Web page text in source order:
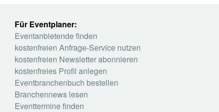
Für Eventplaner:
Eventanbietende finden
kostenfreien Anfrage-Service nutzen
kostenfreien Newsletter abonnieren
kostenfreies Profil anlegen
Eventbranchenbuch bestellen
Branchennews lesen
Eventtermine finden